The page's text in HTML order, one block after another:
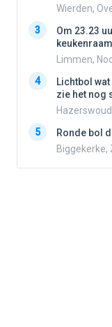
Wierden,
3
Om 23.23
Limmen,
4
Lichtbol
zie het nog
5
Ronde bol
Biggekerke,